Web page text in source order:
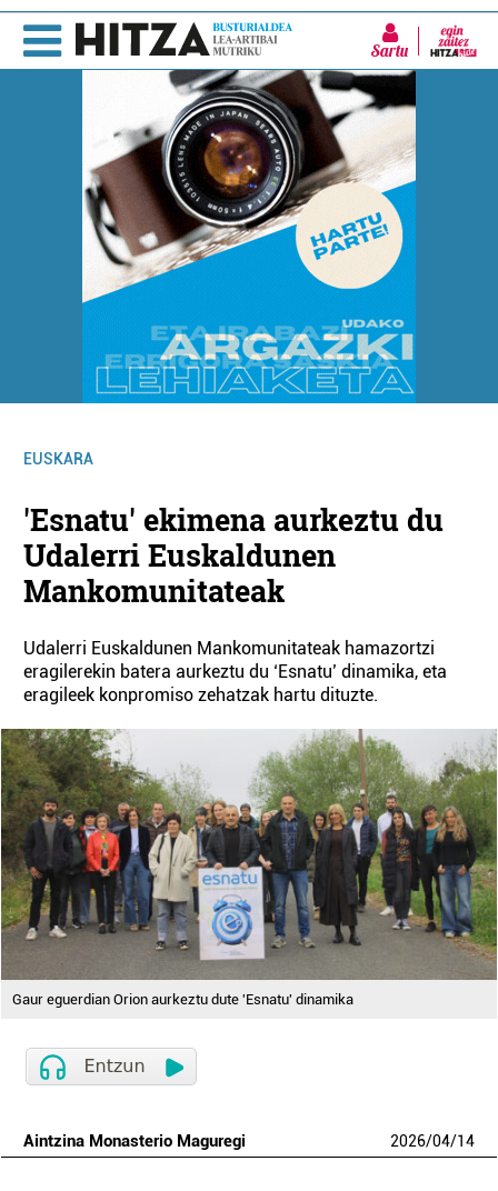
Sartu
EUSKARA
'Esnatu' ekimena aurkeztu du
Udalerri Euskaldunen
Mankomunitateak
Udalerri Euskaldunen Mankomunitateak hamazortzi
eragilerekin batera aurkeztu du ‘Esnatu’ dinamika, eta
eragileek konpromiso zehatzak hartu dituzte.
Gaur eguerdian Orion aurkeztu dute 'Esnatu' dinamika
Aintzina Monasterio Maguregi 2026/04/14